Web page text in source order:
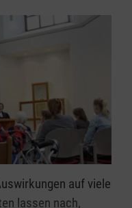
auf viele
lassen nach,